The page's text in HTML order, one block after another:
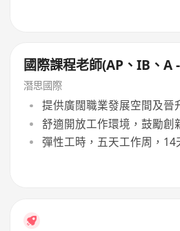
國際課程老師(AP、IB、A
潛思國際
提供廣闊職業發展空間及晉
舒適開放工作環境，鼓勵創
彈性工時，五天工作周，14